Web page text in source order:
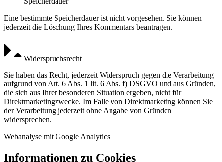
Eine bestimmte Speicherdauer ist nicht vorgesehen. Sie können
jederzeit die Löschung Ihres Kommentars beantragen.
Widerspruchsrecht
Sie haben das Recht, jederzeit Widerspruch gegen die Verarbeitung
aufgrund von Art. 6 Abs. 1 lit. 6 Abs. f) DSGVO und aus Gründen,
die sich aus Ihrer besonderen Situation ergeben, nicht für
Direktmarketingzwecke. Im Falle von Direktmarketing können Sie
der Verarbeitung jederzeit ohne Angabe von Gründen
widersprechen.
Webanalyse mit Google Analytics
Informationen zu Cookies